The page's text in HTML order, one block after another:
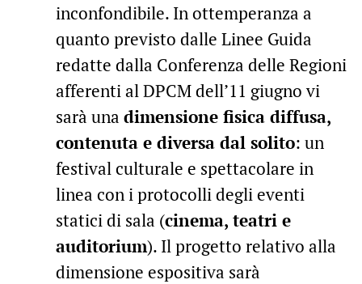
inconfondibile. In ottemperanza a
quanto previsto dalle Linee Guida
redatte dalla Conferenza delle Regioni
afferenti al DPCM dell’11 giugno vi
sarà una dimensione fisica diffusa,
contenuta e diversa dal solito: un
festival culturale e spettacolare in
linea con i protocolli degli eventi
statici di sala (cinema, teatri e
auditorium). Il progetto relativo alla
dimensione espositiva sarà